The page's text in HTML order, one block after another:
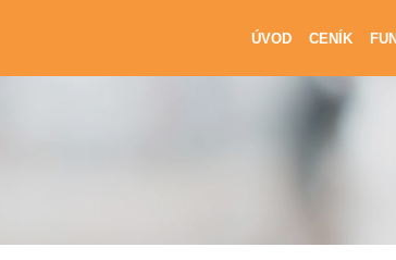
ÚVOD CENÍK